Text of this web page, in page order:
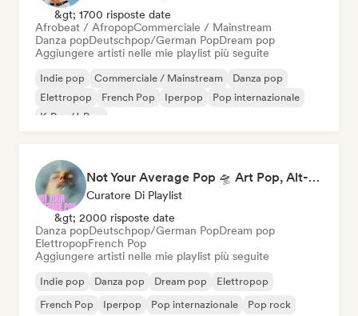
&gt; 1700 risposte date
Afrobeat / AfropopCommerciale / Mainstream
Danza popDeutschpop/German PopDream pop
Aggiungere artisti nelle mie playlist più seguite
Indie pop Commerciale / Mainstream
Danza pop
Elettropop
French Pop Iperpop
Pop internazionale
K-Pop/J-Pop
Not Your Average Pop 🛸 Art Pop, Alt-Pop & Indie Pop
Curatore Di Playlist
&gt; 2000 risposte date
Danza popDeutschpop/German PopDream pop
ElettropopFrench Pop
Aggiungere artisti nelle mie playlist più seguite
Indie pop Danza pop Dream pop
Elettropop
French Pop
Iperpop Pop internazionale Pop rock